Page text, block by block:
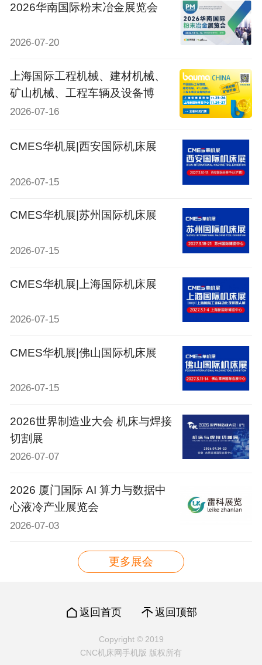
2026华南国际粉末冶金展览会
2026-07-20
上海国际工程机械、建材机械、
矿山机械、工程车辆及设备博
2026-07-16
CMES华机展|西安国际机床展
2026-07-15
CMES华机展|苏州国际机床展
2026-07-15
CMES华机展|上海国际机床展
2026-07-15
CMES华机展|佛山国际机床展
2026-07-15
2026世界制造业大会 机床与焊接
切割展
2026-07-07
2026 厦门国际 AI 算力与数据中
心液冷产业展览会
2026-07-03
更多展会
返回首页 返回顶部
Copyright © 2019
CNC机床网手机版 版权所有